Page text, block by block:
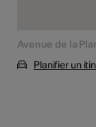
Avenue de la
Planifier un